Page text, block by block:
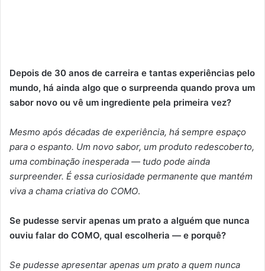
Depois de 30 anos de carreira e tantas experiências pelo
mundo, há ainda algo que o surpreenda quando prova um
sabor novo ou vê um ingrediente pela primeira vez?
Mesmo após décadas de experiência, há sempre espaço
para o espanto. Um novo sabor, um produto redescoberto,
uma combinação inesperada — tudo pode ainda
surpreender. É essa curiosidade permanente que mantém
viva a chama criativa do COMO.
Se pudesse servir apenas um prato a alguém que nunca
ouviu falar do COMO, qual escolheria — e porquê?
Se pudesse apresentar apenas um prato a quem nunca